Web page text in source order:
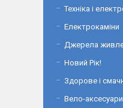
Техніка і
Електрокаміни
Джерела
Новий Рік!
Здорове і
Вело-аксесуари